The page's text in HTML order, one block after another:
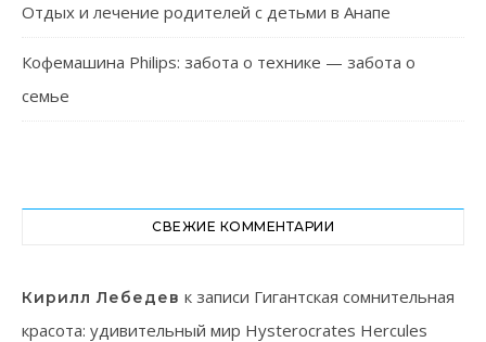
Отдых и лечение родителей с детьми в Анапе
Кофемашина Philips: забота о технике — забота о
семье
СВЕЖИЕ КОММЕНТАРИИ
Кирилл Лебедев к записи Гигантская сомнительная
красота: удивительный мир Hysterocrates Hercules